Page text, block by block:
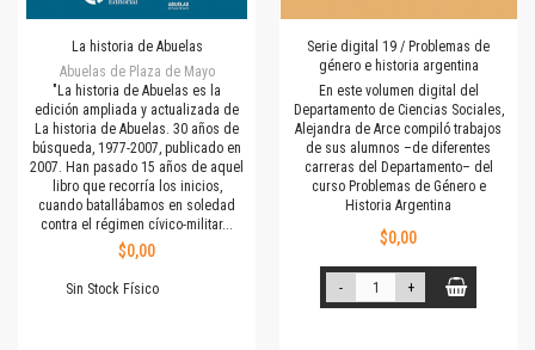
La historia de Abuelas
Abuelas de Plaza de Mayo
"La historia de Abuelas es la
edición ampliada y actualizada de
La historia de Abuelas. 30 años de
búsqueda, 1977-2007, publicado en
2007. Han pasado 15 años de aquel
libro que recorría los inicios,
cuando batallábamos en soledad
contra el régimen cívico-militar...
$0,00
Sin Stock Físico
Serie digital 19 / Problemas de
género e historia argentina
En este volumen digital del
Departamento de Ciencias Sociales,
Alejandra de Arce compiló trabajos
de sus alumnos –de diferentes
carreras del Departamento– del
curso Problemas de Género e
Historia Argentina
$0,00
- +